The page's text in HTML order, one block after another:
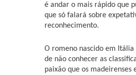
é andar o mais rápido que
que só falará sobre
reconhecimento.
O romeno nascido em
de não conhecer as
paixão que os